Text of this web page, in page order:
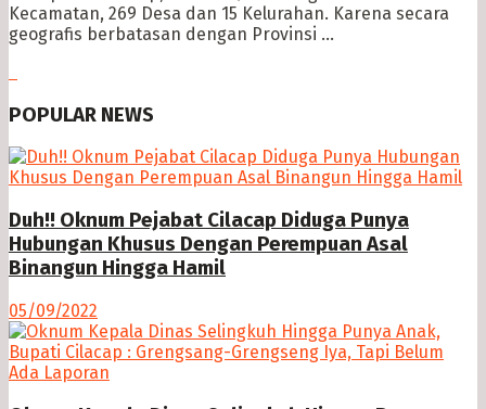
Kecamatan, 269 Desa dan 15 Kelurahan. Karena secara
geografis berbatasan dengan Provinsi ...
POPULAR NEWS
Duh!! Oknum Pejabat Cilacap Diduga Punya
Hubungan Khusus Dengan Perempuan Asal
Binangun Hingga Hamil
05/09/2022